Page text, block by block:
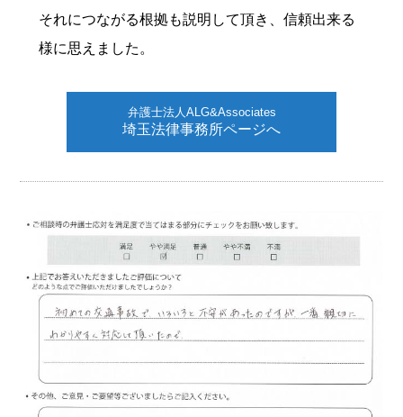
それにつながる根拠も説明して頂き、信頼出来る
様に思えました。
弁護士法人ALG&Associates
埼玉法律事務所ページへ